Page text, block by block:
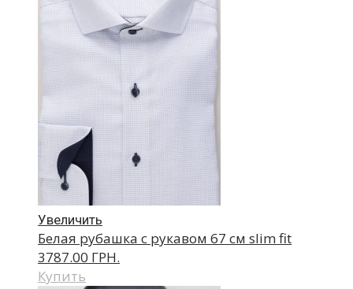
Увеличить
Белая рубашка с рукавом 67 см slim fit
3787.00 ГРН.
Купить